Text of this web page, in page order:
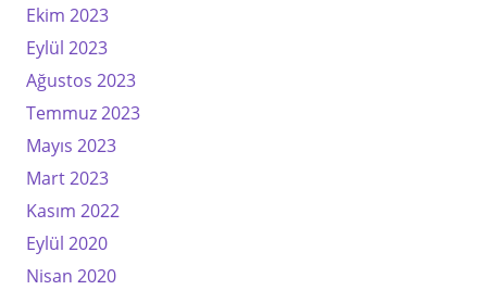
Ekim 2023
Eylül 2023
Ağustos 2023
Temmuz 2023
Mayıs 2023
Mart 2023
Kasım 2022
Eylül 2020
Nisan 2020